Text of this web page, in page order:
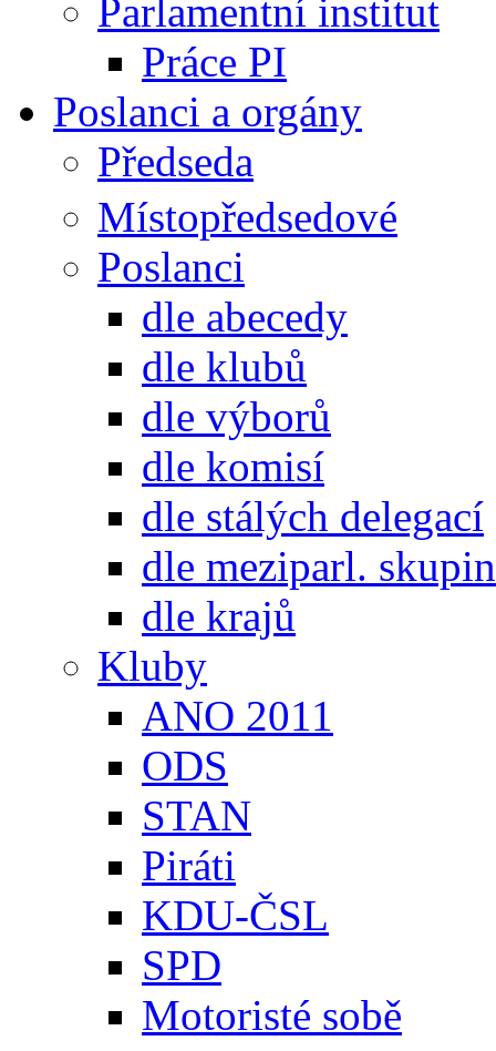
Parlamentní institut
Práce PI
Poslanci a orgány
Předseda
Místopředsedové
Poslanci
dle abecedy
dle klubů
dle výborů
dle komisí
dle stálých delegací
dle meziparl. skupin
dle krajů
Kluby
ANO 2011
ODS
STAN
Piráti
KDU-ČSL
SPD
Motoristé sobě